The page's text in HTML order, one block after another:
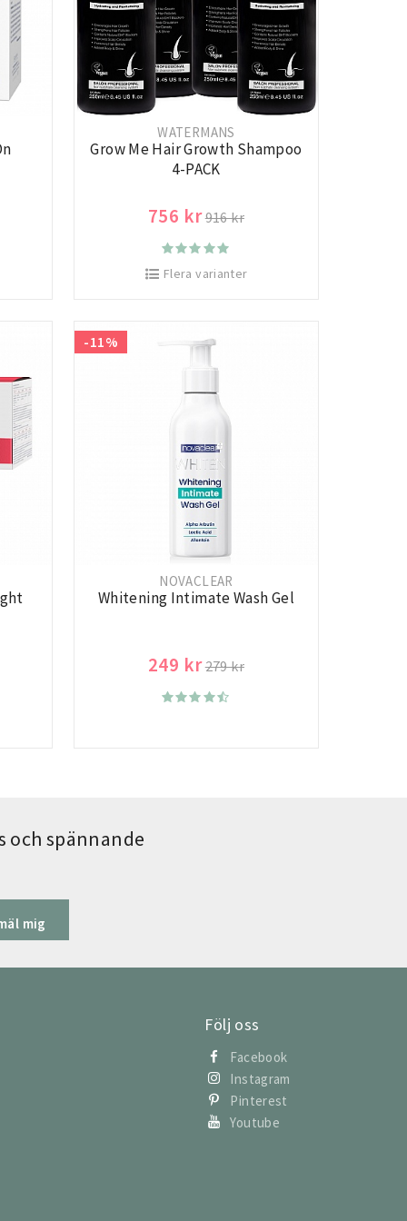
WATERMANS
Grow Me Hair Growth Shampoo
4-PACK
756 kr916 kr
Flera varianter
-11%
NOVACLEAR
Whitening Intimate Wash Gel
249 kr279 kr
och spännande
mig
Följ oss
Facebook
Instagram
Pinterest
Youtube